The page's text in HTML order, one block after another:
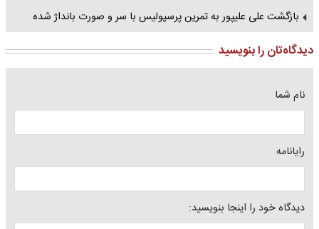
بازگشت علی علیپور به تمرین پرسپولیس با سر و صورت بانداژ شده
دیدگاه‌تان را بنویسید
نام شما
رایانامه
دیدگاه خود را اینجا بنویسید: